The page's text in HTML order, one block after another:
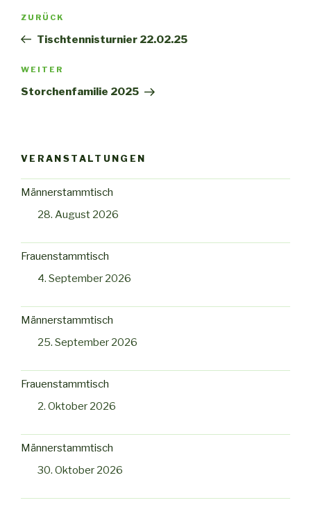
Beitragsnavigation
Vorheriger
Beitrag
ZURÜCK
Tischtennisturnier 22.02.25
Nächster
Beitrag
WEITER
Storchenfamilie 2025
VERANSTALTUNGEN
Männerstammtisch
28. August 2026
Frauenstammtisch
4. September 2026
Männerstammtisch
25. September 2026
Frauenstammtisch
2. Oktober 2026
Männerstammtisch
30. Oktober 2026